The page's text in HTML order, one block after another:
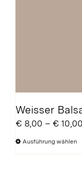
Weisser
€ 8,00 – € 10,00
Ausführung wählen